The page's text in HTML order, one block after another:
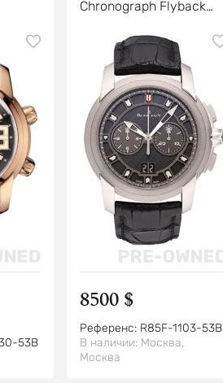
53B
Chronograph Flyback
8500 $
Референс: R85F-1103-53B
В наличии: Москва,
Москва